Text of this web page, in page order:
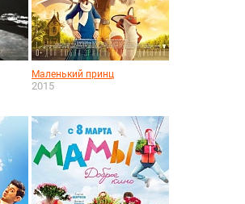
Маленький принц
2015